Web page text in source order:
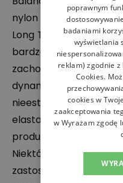
nylon (jak w adidas
Long Tights). Te
bardzo szybko
zachowują swój
dynamicznych
nieestetycznie
elastanowi, który
produktów, strój
Niektórzy
zastosowanie
poprawnym
badaniami
wyświetlania
reklam) zgodnie z
Cookies.
cookies w
zaakceptowania
w Wyrażam zgodę